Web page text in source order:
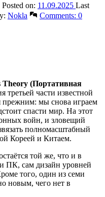
Posted on: 11.09.2025 Last
Nokla Comments: 0
Theory (Портативная
третьей части известной
прежним: мы снова играем
спасти мир. На этот
войн, и зловещий
полномасштабный
Кореей и Китаем.
той же, что и в
ПК, сам дизайн уровней
того, один из семи
новым, чего нет в